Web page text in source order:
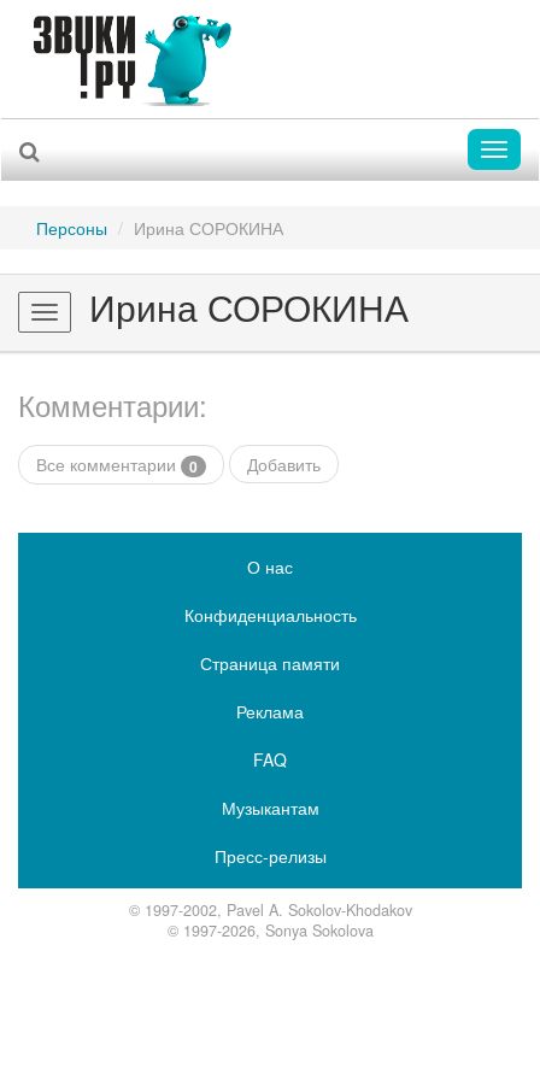
Персоны Ирина СОРОКИНА
Toggle
navigation
Ирина СОРОКИНА
Комментарии:
Все комментарии 0 Добавить
О нас
Конфиденциальность
Страница памяти
Реклама
FAQ
Музыкантам
Пресс-релизы
© 1997-2002, Pavel A. Sokolov-Khodakov
© 1997-2026, Sonya Sokolova